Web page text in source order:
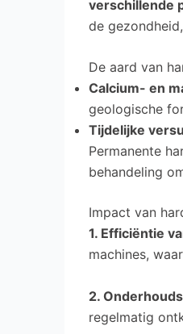
verschillende
de
De aard van
Calcium- en
geologische
Tijdelijke
Permanente
behandeling
Impact van
1. Efficiëntie
machines,
2.
regelmatig